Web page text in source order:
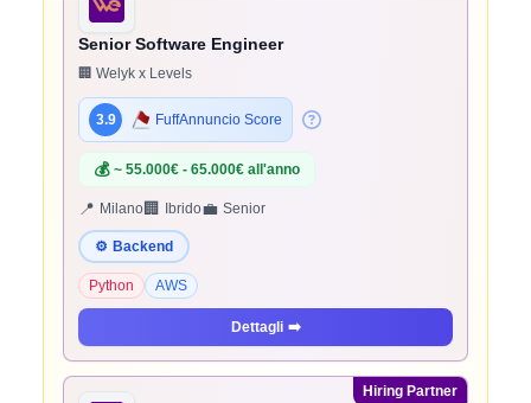
Senior Software Engineer
🏢 Welyk x Levels
3.9 FuffAnnuncio Score
💰 ~ 55.000€ - 65.000€ all'anno
📍 Milano🏢 Ibrido💼 Senior
⚙️ Backend
Python AWS
Dettagli ➡️
Hiring Partner